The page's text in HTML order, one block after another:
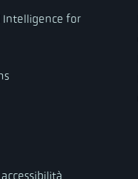
Intelligence for